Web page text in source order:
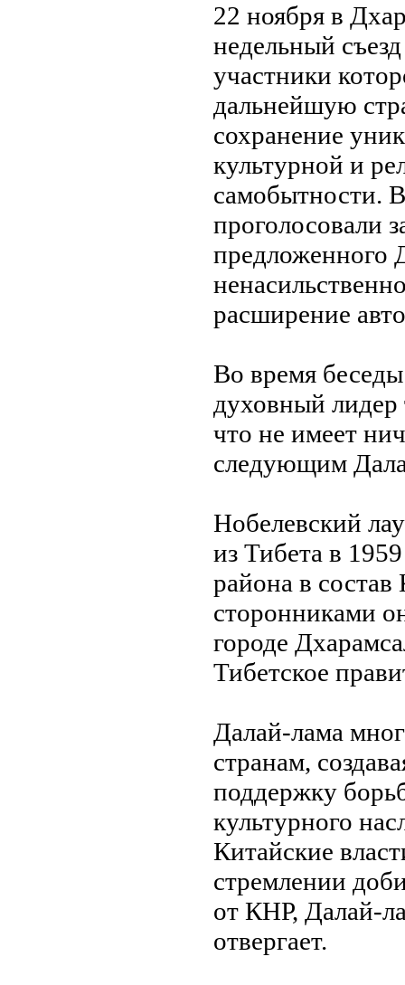
22 ноября в
недельный
участники
дальнейшую
сохранение
культурной и
самобытности. В
проголосовали
предложенного
расширение
Во время
духовный лидер
что не имеет
следующим
Нобелевский
из Тибета в
района в
сторонниками
городе
Тибетское
Далай-лама
странам,
поддержку
культурного
Китайские
стремлении
от КНР, Далай-
отвергает.